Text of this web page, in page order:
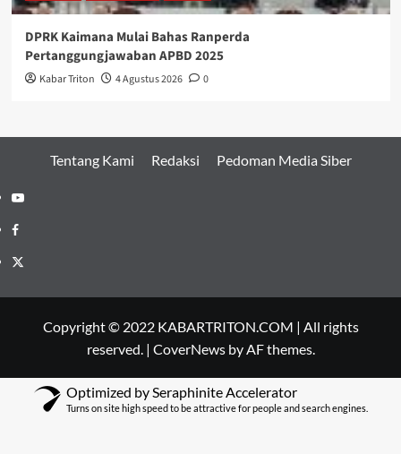
DPRK Kaimana Mulai Bahas Ranperda
Pertanggungjawaban APBD 2025
Kabar Triton 4 Agustus 2026 0
Tentang Kami Redaksi Pedoman Media Siber
Youtube
Facebook
Twitter
Copyright © 2022 KABARTRITON.COM | All rights
reserved. | CoverNewsby AF themes.
Optimized by Seraphinite Accelerator
Turns on site high speed to be attractive for people and search engines.